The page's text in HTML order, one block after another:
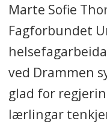
Marte Sofie
Fagforbundet
ved Drammen
glad for
lærlingar